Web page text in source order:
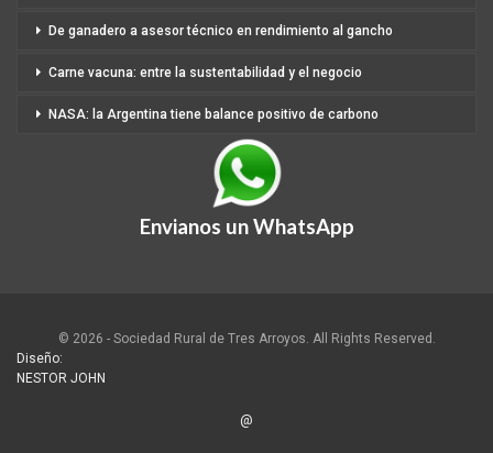
De ganadero a asesor técnico en rendimiento al gancho
Carne vacuna: entre la sustentabilidad y el negocio
NASA: la Argentina tiene balance positivo de carbono
Envianos un WhatsApp
© 2026 - Sociedad Rural de Tres Arroyos. All Rights Reserved.
Diseño:
NESTOR JOHN
@